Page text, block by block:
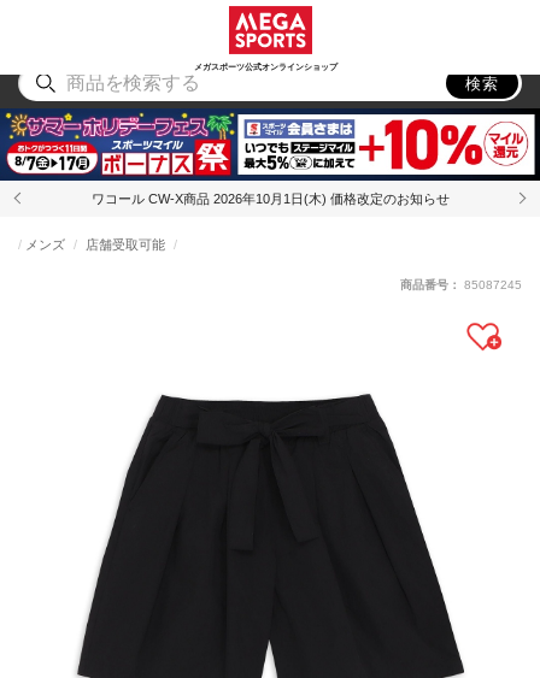
メガスポーツ公式オンラインショップ
アウトドア
検索
ワコール CW-X商品 2026年10月1日(木) 価格改定のお知らせ
メンズ 店舗受取可能
商品番号： 85087245